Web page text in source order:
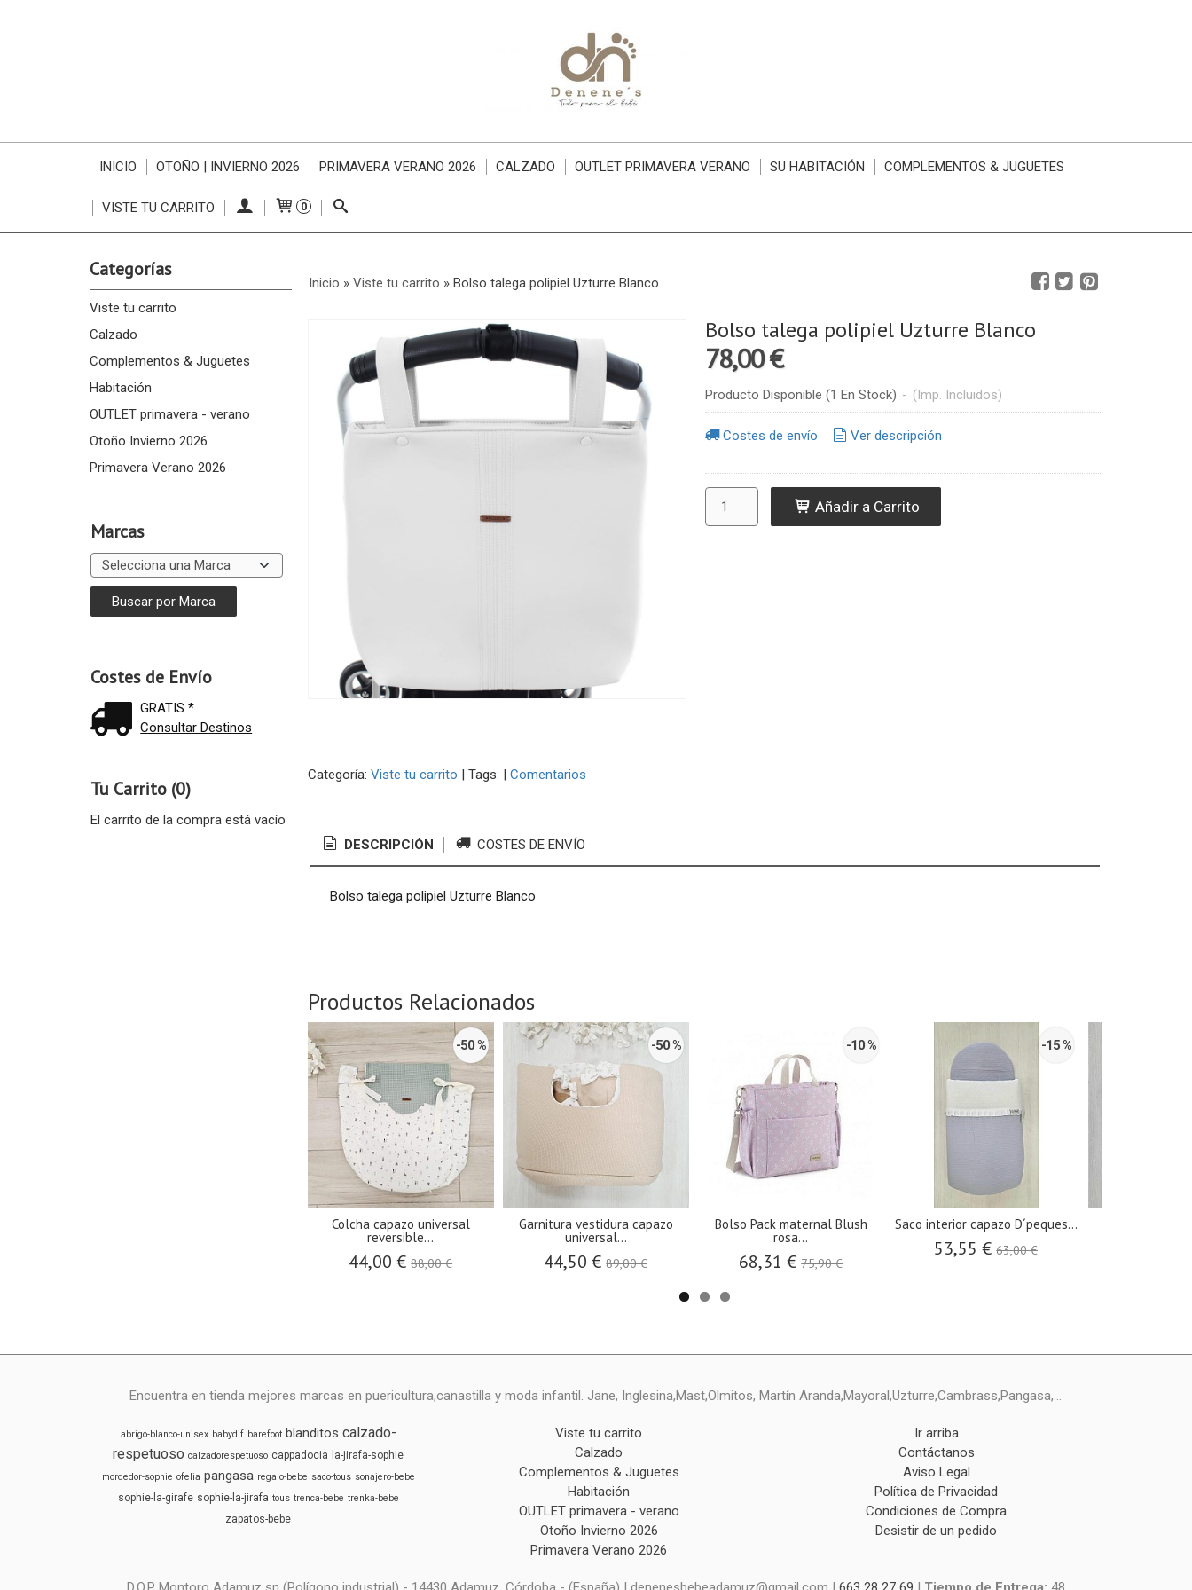
INICIO OTOÑO | INVIERNO 2026 PRIMAVERA VERANO 2026 CALZADO OUTLET PRIMAVERA VERANO SU HABITACIÓN COMPLEMENTOS & JUGUETES
VISTE TU CARRITO 0
Categorías
Viste tu carrito
Calzado
Complementos & Juguetes
Habitación
OUTLET primavera - verano
Otoño Invierno 2026
Primavera Verano 2026
Marcas
Costes de Envío
GRATIS *
Consultar Destinos
Tu Carrito (0)
El carrito de la compra está vacío
Inicio » Viste tu carrito » Bolso talega polipiel Uzturre Blanco
Bolso talega polipiel Uzturre Blanco
78,00 €
Producto Disponible (1 En Stock) - (Imp. Incluidos)
Costes de envío Ver descripción
Añadir a Carrito
Categoría: Viste tu carrito | Tags: | Comentarios
DESCRIPCIÓN COSTES DE ENVÍO
Bolso talega polipiel Uzturre Blanco
Productos Relacionados
-50 %
Colcha capazo universal
reversible...
44,00 €88,00 €
-50 %
Garnitura vestidura capazo
universal...
44,50 €89,00 €
-10 %
Bolso Pack maternal Blush
rosa...
68,31 €75,90 €
-15 %
Saco interior capazo D´peques...
53,55 €63,00 €
Toquilla lana
Encuentra en tienda mejores marcas en puericultura,canastilla y moda infantil. Jane, Inglesina,Mast,Olmitos, Martín Aranda,Mayoral,Uzturre,Cambrass,Pangasa,...
abrigo-blanco-unisex babydif barefoot blanditos calzado-
respetuoso calzadorespetuoso cappadocia la-jirafa-sophie
mordedor-sophie ofelia pangasa regalo-bebe saco-tous sonajero-bebe
sophie-la-girafe sophie-la-jirafa tous trenca-bebe trenka-bebe
zapatos-bebe
Viste tu carrito
Calzado
Complementos & Juguetes
Habitación
OUTLET primavera - verano
Otoño Invierno 2026
Primavera Verano 2026
Ir arriba
Contáctanos
Aviso Legal
Política de Privacidad
Condiciones de Compra
Desistir de un pedido